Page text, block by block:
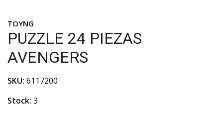
TOYNG
PUZZLE 24 PIEZAS
AVENGERS
SKU: 6117200
Stock: 3